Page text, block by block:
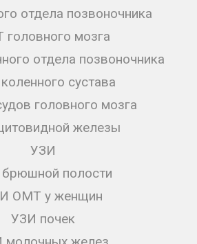
отдела позвоночника
мозга
отдела позвоночника
сустава
головного мозга
железы
УЗИ
полости
ОМТ у женщин
УЗИ почек